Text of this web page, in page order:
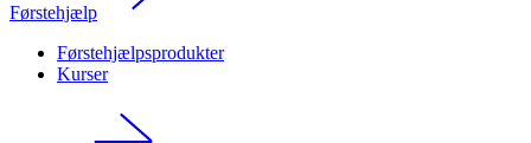
Førstehjælp
Førstehjælpsprodukter
Kurser